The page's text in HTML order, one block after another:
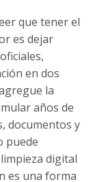
que tener el
es dejar
en dos
la
años de
documentos y
puede
digital
es una forma